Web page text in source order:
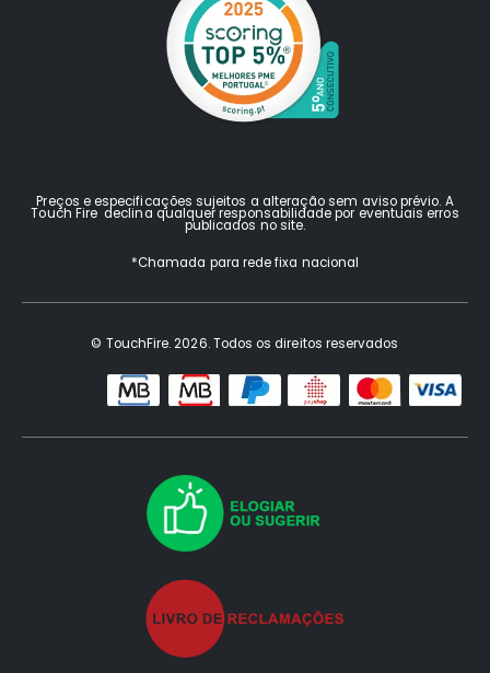
Preços e especificações sujeitos a alteração sem aviso prévio. A
Touch Fire declina qualquer responsabilidade por eventuais erros
publicados no site.
*Chamada para rede fixa nacional
© TouchFire. 2026. Todos os direitos reservados